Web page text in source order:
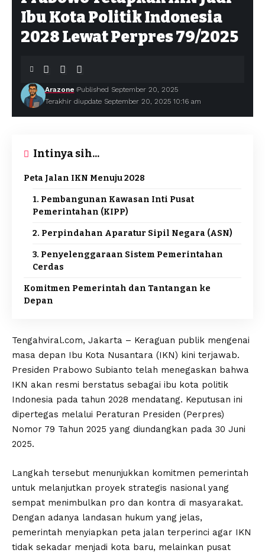
Ibu Kota Politik Indonesia
2028 Lewat Perpres 79/2025
Terakhir diupdate September 20, 2025 10:16 am
Arazone Published September 20, 2025
Intinya sih...
Peta Jalan IKN Menuju 2028
1. Pembangunan Kawasan Inti Pusat
Pemerintahan (KIPP)
2. Perpindahan Aparatur Sipil Negara (ASN)
3. Penyelenggaraan Sistem Pemerintahan
Cerdas
Komitmen Pemerintah dan Tantangan ke
Depan
Tengahviral.com, Jakarta – Keraguan publik mengenai
masa depan Ibu Kota Nusantara (IKN) kini terjawab.
Presiden Prabowo Subianto telah menegaskan bahwa
IKN akan resmi berstatus sebagai ibu kota politik
Indonesia pada tahun 2028 mendatang. Keputusan ini
dipertegas melalui Peraturan Presiden (Perpres)
Nomor 79 Tahun 2025 yang diundangkan pada 30 Juni
2025.
Langkah tersebut menunjukkan komitmen pemerintah
untuk melanjutkan proyek strategis nasional yang
sempat menimbulkan pro dan kontra di masyarakat.
Dengan adanya landasan hukum yang jelas,
pemerintah menyiapkan peta jalan terperinci agar IKN
tidak sekadar menjadi kota baru, melainkan pusat